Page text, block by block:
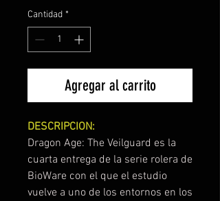
Cantidad *
Agregar al carrito
DESCRIPCION:
Dragon Age: The Veilguard es la
cuarta entrega de la serie rolera de
BioWare con el que el estudio
vuelve a uno de los entornos en los